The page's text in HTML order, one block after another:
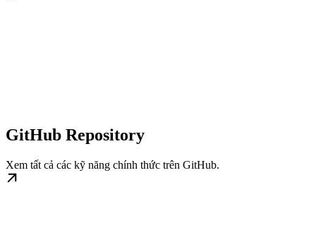
GitHub Repository
Xem tất cả các kỹ năng chính thức trên GitHub.